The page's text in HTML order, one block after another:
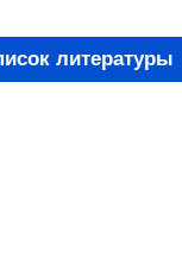
литературы